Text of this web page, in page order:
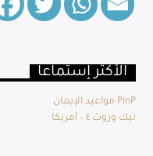
الأكثر إستماعا
مواعيد الإيمان PinP
نيك وروث ٤ – أمريكا